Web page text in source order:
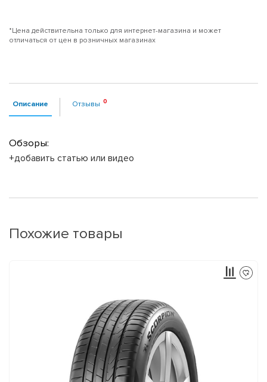
*Цена действительна только для интернет-магазина и может
отличаться от цен в розничных магазинах
Описание Отзывы
Обзоры:
+добавить статью или видео
Похожие товары